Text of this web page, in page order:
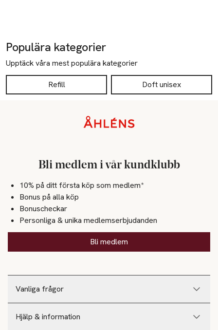
Populära kategorier
Upptäck våra mest populära kategorier
Refill Doft unisex
Vanliga frågor
Hjälp & information
Bli medlem i vår kundklubb
10% på ditt första köp som medlem*
Bonus på alla köp
Bonuscheckar
Personliga & unika medlemserbjudanden
Bli medlem